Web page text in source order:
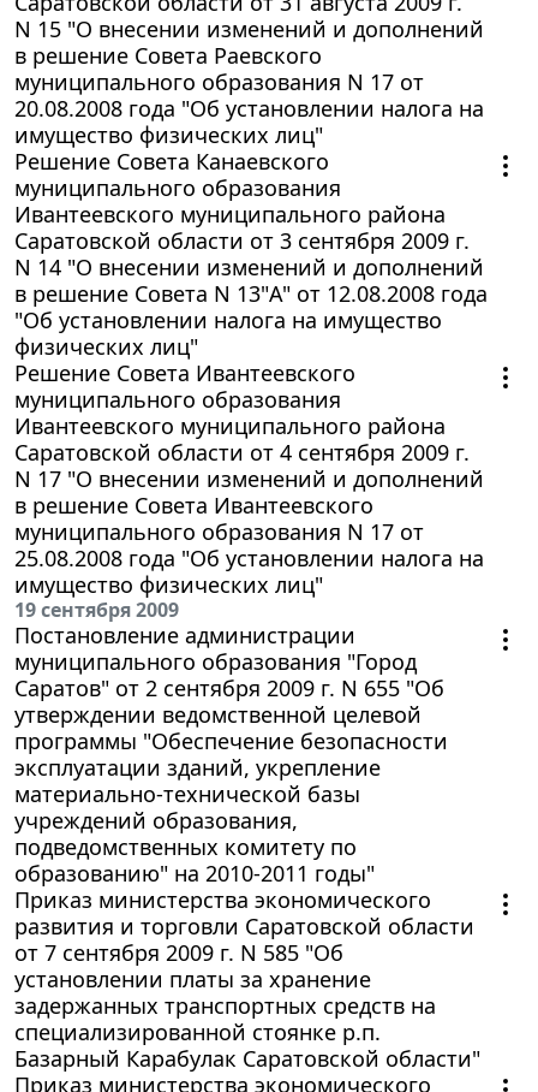
N 15 "О внесении изменений и дополнений
в решение Совета Раевского
муниципального образования N 17 от
20.08.2008 года "Об установлении налога на
имущество физических лиц"
Решение Совета Канаевского
муниципального образования
Ивантеевского муниципального района
Саратовской области от 3 сентября 2009 г.
N 14 "О внесении изменений и дополнений
в решение Совета N 13"А" от 12.08.2008 года
"Об установлении налога на имущество
физических лиц"
Решение Совета Ивантеевского
муниципального образования
Ивантеевского муниципального района
Саратовской области от 4 сентября 2009 г.
N 17 "О внесении изменений и дополнений
в решение Совета Ивантеевского
муниципального образования N 17 от
25.08.2008 года "Об установлении налога на
имущество физических лиц"
19 сентября 2009
Постановление администрации
муниципального образования "Город
Саратов" от 2 сентября 2009 г. N 655 "Об
утверждении ведомственной целевой
программы "Обеспечение безопасности
эксплуатации зданий, укрепление
материально-технической базы
учреждений образования,
подведомственных комитету по
образованию" на 2010-2011 годы"
Приказ министерства экономического
развития и торговли Саратовской области
от 7 сентября 2009 г. N 585 "Об
установлении платы за хранение
задержанных транспортных средств на
специализированной стоянке р.п.
Базарный Карабулак Саратовской области"
Приказ министерства экономического